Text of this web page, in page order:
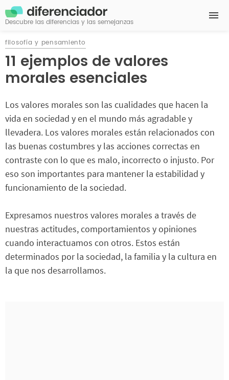
Descubre las diferencias y las semejanzas
filosofía y pensamiento
11 ejemplos de valores
morales esenciales
Los valores morales son las cualidades que hacen la
vida en sociedad y en el mundo más agradable y
llevadera. Los valores morales están relacionados con
las buenas costumbres y las acciones correctas en
contraste con lo que es malo, incorrecto o injusto. Por
eso son importantes para mantener la estabilidad y
funcionamiento de la sociedad.
Expresamos nuestros valores morales a través de
nuestras actitudes, comportamientos y opiniones
cuando interactuamos con otros. Estos están
determinados por la sociedad, la familia y la cultura en
la que nos desarrollamos.